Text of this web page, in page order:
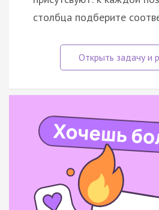
столбца подберите